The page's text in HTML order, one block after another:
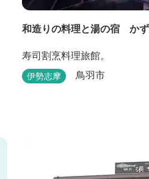
和造りの料理と湯の宿 か
寿司割烹料理旅館。
伊勢志摩 鳥羽市